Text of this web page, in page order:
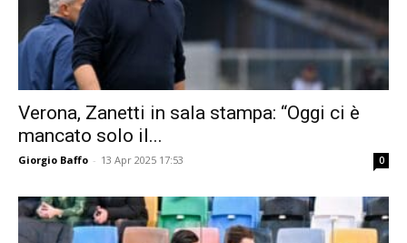
Verona, Zanetti in sala stampa: “Oggi ci è
mancato solo il...
Giorgio Baffo - 13 Apr 2025 17:53 0